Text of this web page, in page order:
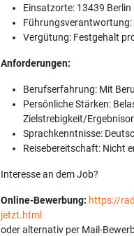
Einsatzorte: 13439 Berlin
Vergütung: Festgehalt
Anforderungen:
Berufserfahrung: Mit
Persönliche Stärken:
Zielstrebigkeit/
Sprachkenntnisse:
Reisebereitschaft: Nicht
Interesse an dem Job?
Online-Bewerbung: https://
jetzt.html
oder alternativ per Mail-